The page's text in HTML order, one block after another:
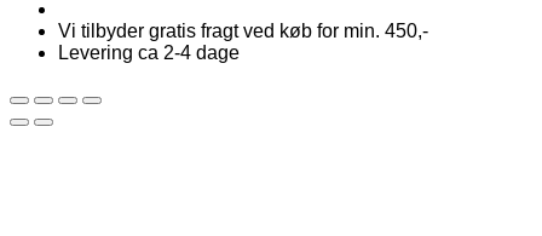
Vi tilbyder gratis fragt ved køb for min. 450,-
Levering ca 2-4 dage